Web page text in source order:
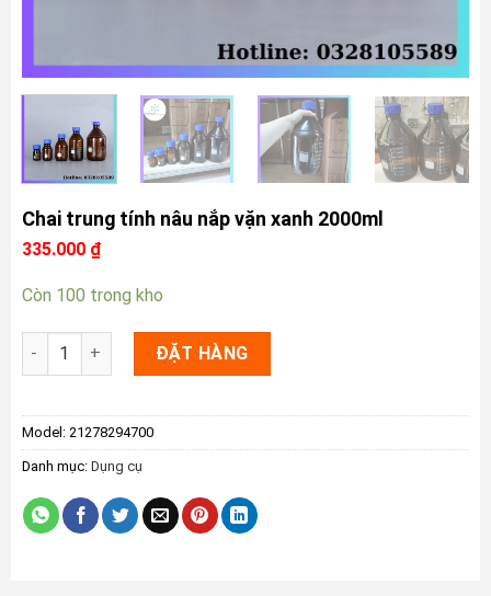
Chai trung tính nâu nắp vặn xanh 2000ml
335.000 ₫
Còn 100 trong kho
Chai trung tính nâu nắp vặn xanh 2000ml số lượng
ĐẶT HÀNG
Model: 21278294700
Danh mục: Dụng cụ